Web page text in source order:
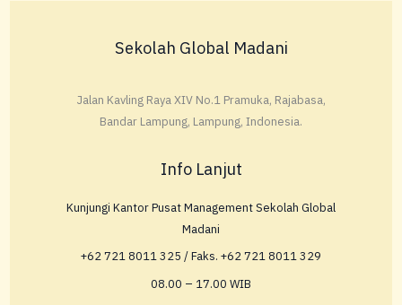
Sekolah Global Madani
Jalan Kavling Raya XIV No.1 Pramuka, Rajabasa,
Bandar Lampung, Lampung, Indonesia.
Info Lanjut
Kunjungi Kantor Pusat Management Sekolah Global
Madani
+62 721 8011 325 / Faks. +62 721 8011 329
08.00 – 17.00 WIB